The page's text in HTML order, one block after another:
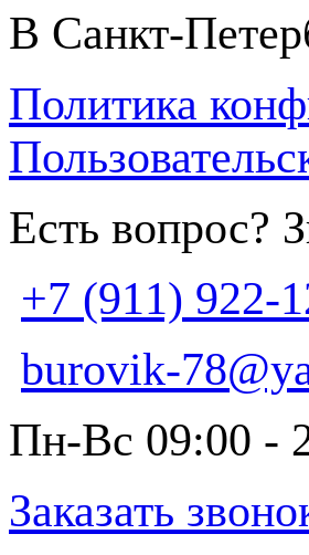
В Санкт-
Политика
Есть вопрос?
+7 (911) 922-
burovik-
Пн-Вс 09:00 -
Заказать